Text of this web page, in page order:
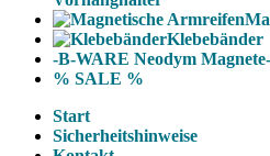
Klebebänder
-B-WARE Neodym Magnete-
% SALE %
Start
Sicherheitshinweise